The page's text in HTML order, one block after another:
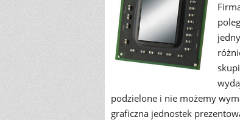
podzielone i nie możemy
graficzna jednostek